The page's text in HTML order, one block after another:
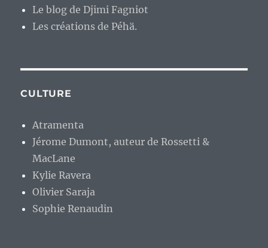
Le blog de Djimi Fagniot
Les créations de Péhä.
CULTURE
Atramenta
Jérome Dumont, auteur de Rossetti &
MacLane
Kylie Ravera
Olivier Saraja
Sophie Renaudin